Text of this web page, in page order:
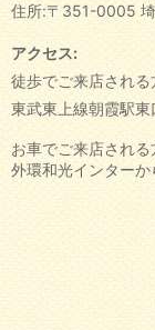
住所:〒351-0005
アクセス:
徒歩でご来店される
東武東上線朝霞駅
お車でご来店される
外環和光インター